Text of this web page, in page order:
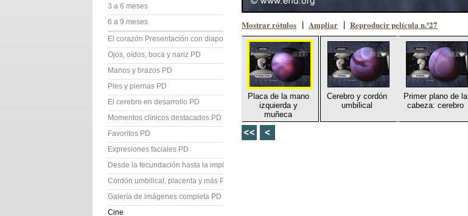
3 a 6 meses
6 a 9 meses
El corazón Presentación con diapositivas (PD)
Ojos, oídos, boca y nariz PD
Manos y brazos PD
Pies y piernas PD
El cerebro en desarrollo PD
Momentos clínicos destacados PD
Favoritos PD
Expresiones faciales PD
Desde la fecundación hasta la implantación PD
Cordón umbilical, placenta y más PD
Galería de imágenes completa PD
Cine
Mostrar rótulos Ampliar Reproducir película n.º27
Placa de la mano
izquierda y
muñeca
Cerebro y cordón
umbilical
Primer plano de la
cabeza: cerebro